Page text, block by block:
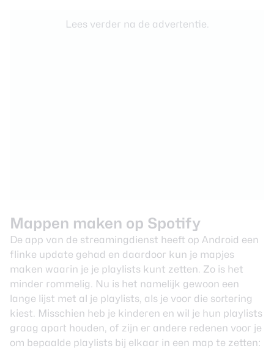
Lees verder na de advertentie.
Mappen maken op Spotify
De app van de streamingdienst heeft op Android een
flinke update gehad en daardoor kun je mapjes
maken waarin je je playlists kunt zetten. Zo is het
minder rommelig. Nu is het namelijk gewoon een
lange lijst met al je playlists, als je voor die sortering
kiest. Misschien heb je kinderen en wil je hun playlists
graag apart houden, of zijn er andere redenen voor je
om bepaalde playlists bij elkaar in een map te zetten: